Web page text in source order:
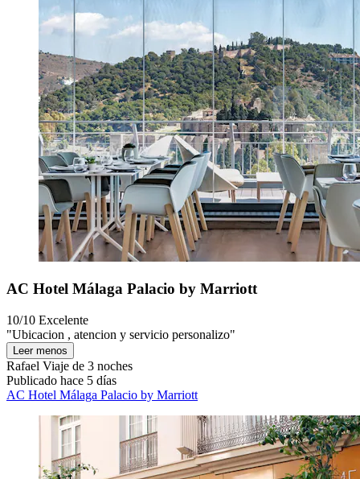
AC Hotel Málaga Palacio by Marriott
10/10 Excelente
"Ubicacion , atencion y servicio personalizo"
Leer menos
Rafael Viaje de 3 noches
Publicado hace 5 días
AC Hotel Málaga Palacio by Marriott